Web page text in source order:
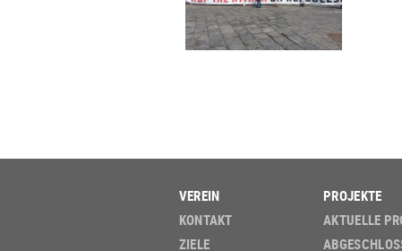
VEREIN
KONTAKT
ZIELE
PROJEKTE
AKTUELLE